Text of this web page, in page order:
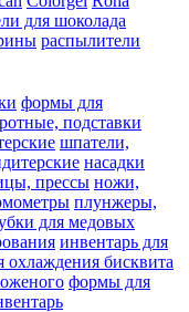
для шоколада
распылители
формы для
подставки
шпатели,
насадки
прессы ножи,
плунжеры,
для медовых
инвентарь для
охлаждения бисквита
формы для